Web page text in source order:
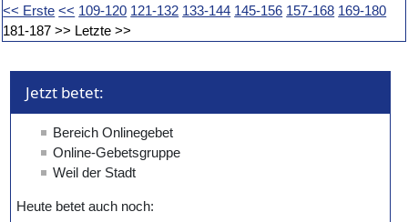
<< Erste << 109-120 121-132 133-144 145-156 157-168 169-180
181-187 >> Letzte >>
Jetzt betet: